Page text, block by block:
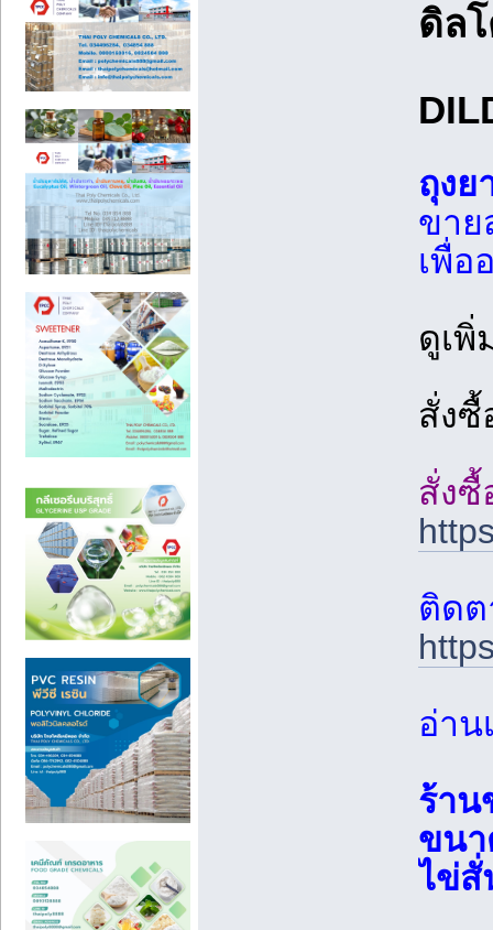
ดิล
ถุงย
ขาย
เพื่
ดูเพิ่
สั่ง
สั่งซื้
ติดต
อ่าน
ร้าน
ขน
ไข่สั่